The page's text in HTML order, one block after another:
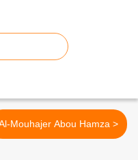
Al-Mouhajer Abou Hamza >